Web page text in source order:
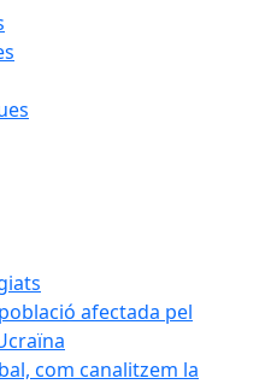
afectada pel
com canalitzem la